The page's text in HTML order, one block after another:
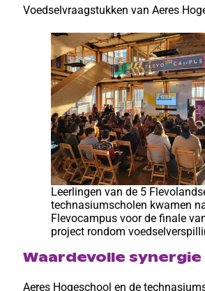
Voedselvraagstukken van Aeres
Leerlingen van de 5
technasiumscholen kwamen
Flevocampus voor de finale
project rondom
Waardevolle synergie
Aeres Hogeschool en de